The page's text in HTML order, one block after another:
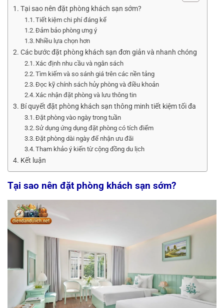
Tại sao nên đặt phòng khách sạn sớm?
Tiết kiệm chi phí đáng kể
Đảm bảo phòng ưng ý
Nhiều lựa chọn hơn
Các bước đặt phòng khách sạn đơn giản và nhanh chóng
Xác định nhu cầu và ngân sách
Tìm kiếm và so sánh giá trên các nền tảng
Đọc kỹ chính sách hủy phòng và điều khoản
Xác nhận đặt phòng và lưu thông tin
Bí quyết đặt phòng khách sạn thông minh tiết kiệm tối đa
Đặt phòng vào ngày trong tuần
Sử dụng ứng dụng đặt phòng có tích điểm
Đặt phòng dài ngày để nhận ưu đãi
Tham khảo ý kiến từ cộng đồng du lịch
Kết luận
Tại sao nên đặt phòng khách sạn sớm?